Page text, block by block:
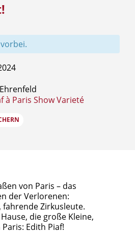
à Paris ShowVarieté
von Paris – das
der Verlorenen:
fahrende Zirkusleute.
die große Kleine,
Edith Piaf!